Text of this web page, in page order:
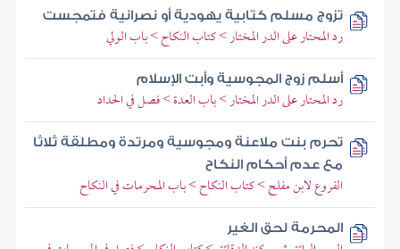
تزوج مسلم كتابية يهودية أو نصرانية فتمجست
رد المحتار على الدر المختار > كتاب النكاح > باب الولي
أسلم زوج المجوسية وأبت الإسلام
رد المحتار على الدر المختار > باب العدة > فصل في الحداد
تحرم بنت ملاعنة ومجوسية ومرتدة ومطلقة ثلاثا
مع عدم أحكام النكاح
الفروع لابن مفلح > كتاب النكاح > باب المحرمات في النكاح
المحرمة لحق الغير